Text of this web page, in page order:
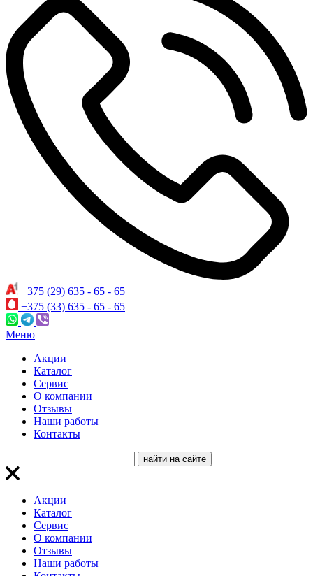
+375 (29) 635 - 65 - 65
+375 (33) 635 - 65 - 65
Меню
Акции
Каталог
Сервис
О компании
Отзывы
Наши работы
Контакты
Акции
Каталог
Сервис
О компании
Отзывы
Наши работы